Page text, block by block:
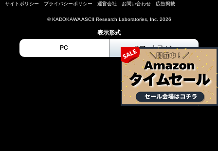
サイトポリシー プライバシーポリシー 運営会社 お問い合わせ 広告掲載
© KADOKAWA ASCII Research Laboratories, Inc. 2026
表示形式
PC スマートフォン